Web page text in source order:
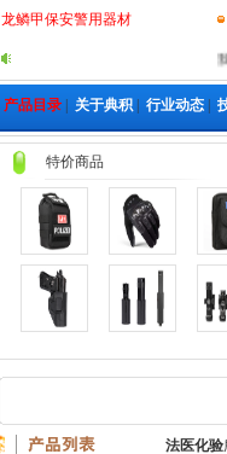
龙鳞甲保安警用器材
产品目录| 关于典积| 行业动态|
特价商品
法医化验